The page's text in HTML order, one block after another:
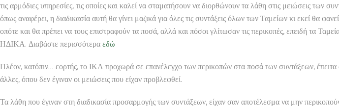
τις αρμόδιες υπηρεσίες, τις οποίες και καλεί να σταματήσουν να διορθώνουν τα λάθη στις μειώσεις των
όπως αναφέρει, η διαδικασία αυτή θα γίνει μαζικά για όλες τις συντάξεις όλων των Ταμείων κι εκεί θα
οπότε και θα πρέπει να τους επιστραφούν τα ποσά, αλλά και πόσοι γλίτωσαν τις περικοπές, επειδή τα
ΗΔΙΚΑ. Διαβάστε περισσότερα εδώ
Πλέον, κατόπιν… εορτής, το ΙΚΑ προχωρά σε επανέλεγχο των περικοπών στα ποσά των συντάξεων, έπειτα
άλλες, όπου δεν έγιναν οι μειώσεις που είχαν προβλεφθεί.
Τα λάθη που έγιναν στη διαδικασία προσαρμογής των συντάξεων, είχαν σαν αποτέλεσμα να μην